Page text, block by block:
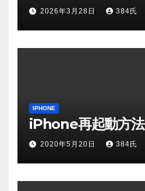
2026年3月28日 384氏
IPHONE
iPhone再起動方法
2020年5月20日 384氏